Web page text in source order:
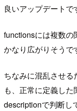
良いアップデートで
functionsには複数の
かなり広がりそうで
ちなみに混乱させ
も、正常に定義し
descriptionで判断し